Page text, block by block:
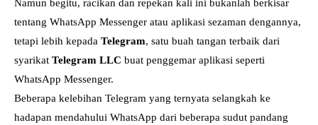
Namun begitu, racikan dan repekan kali ini bukanlah berkisar
tentang WhatsApp Messenger atau aplikasi sezaman dengannya,
tetapi lebih kepada Telegram, satu buah tangan terbaik dari
syarikat Telegram LLC buat penggemar aplikasi seperti
WhatsApp Messenger.
Beberapa kelebihan Telegram yang ternyata selangkah ke
hadapan mendahului WhatsApp dari beberapa sudut pandang